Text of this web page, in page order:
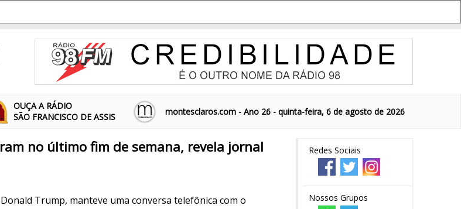
OUÇA A RÁDIO
SÃO FRANCISCO DE ASSIS
montesclaros.com - Ano 26 - quinta-feira, 6 de agosto de 2026
Redes Sociais
Nossos Grupos
no último fim de semana, revela jornal
Trump, manteve uma conversa telefônica com o